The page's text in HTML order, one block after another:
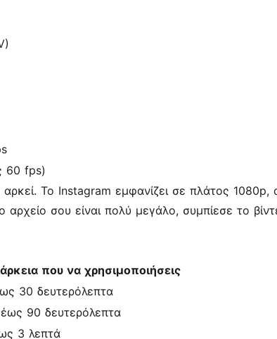
60 fps)
Το Instagram εμφανίζει σε πλάτος 1080p,
αρχείο σου είναι πολύ μεγάλο, συμπίεσε το
που να χρησιμοποιήσεις
30 δευτερόλεπτα
90 δευτερόλεπτα
3 λεπτά